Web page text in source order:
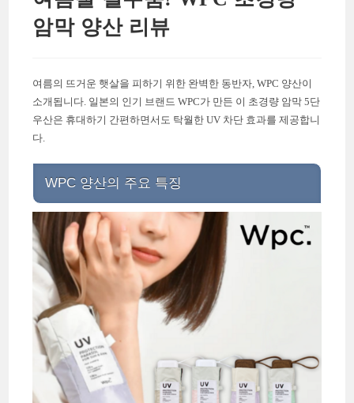
암막 양산 리뷰
여름의 뜨거운 햇살을 피하기 위한 완벽한 동반자, WPC 양산이
소개됩니다. 일본의 인기 브랜드 WPC가 만든 이 초경량 암막 5단
우산은 휴대하기 간편하면서도 탁월한 UV 차단 효과를 제공합니
다.
WPC 양산의 주요 특징